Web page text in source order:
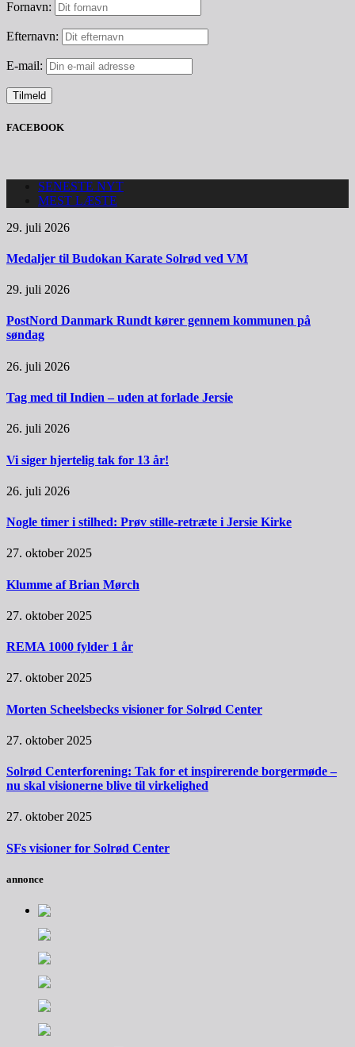
Fornavn:
Efternavn:
E-mail:
FACEBOOK
SENESTE NYT
MEST LÆSTE
29. juli 2026
Medaljer til Budokan Karate Solrød ved VM
29. juli 2026
PostNord Danmark Rundt kører gennem kommunen på
søndag
26. juli 2026
Tag med til Indien – uden at forlade Jersie
26. juli 2026
Vi siger hjertelig tak for 13 år!
26. juli 2026
Nogle timer i stilhed: Prøv stille-retræte i Jersie Kirke
27. oktober 2025
Klumme af Brian Mørch
27. oktober 2025
REMA 1000 fylder 1 år
27. oktober 2025
Morten Scheelsbecks visioner for Solrød Center
27. oktober 2025
Solrød Centerforening: Tak for et inspirerende borgermøde –
nu skal visionerne blive til virkelighed
27. oktober 2025
SFs visioner for Solrød Center
annonce